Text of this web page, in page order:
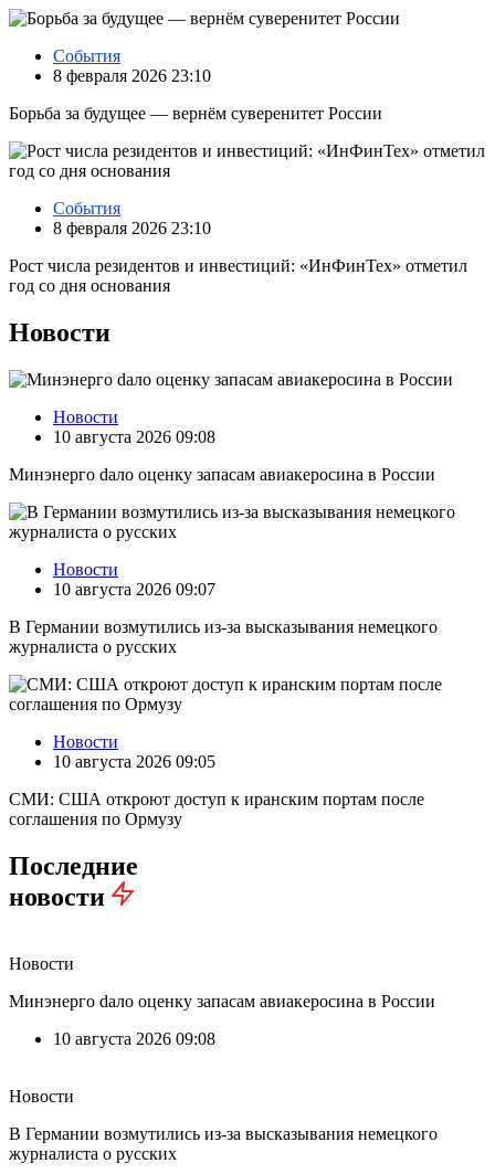
События
8 февраля 2026 23:10
Борьба за будущее — вернём суверенитет России
События
8 февраля 2026 23:10
Рост числа резидентов и инвестиций: «ИнФинТех» отметил
год со дня основания
Новости
Новости
10 августа 2026 09:08
Минэнерго dало оценку запасам авиакеросина в России
Новости
10 августа 2026 09:07
В Германии возмутились из-за высказывания немецкого
журналиста о русских
Новости
10 августа 2026 09:05
СМИ: США откроют доступ к иранским портам после
соглашения по Ормузу
Последние
новости
Новости
Минэнерго dало оценку запасам авиакеросина в России
10 августа 2026 09:08
Новости
В Германии возмутились из-за высказывания немецкого
журналиста о русских